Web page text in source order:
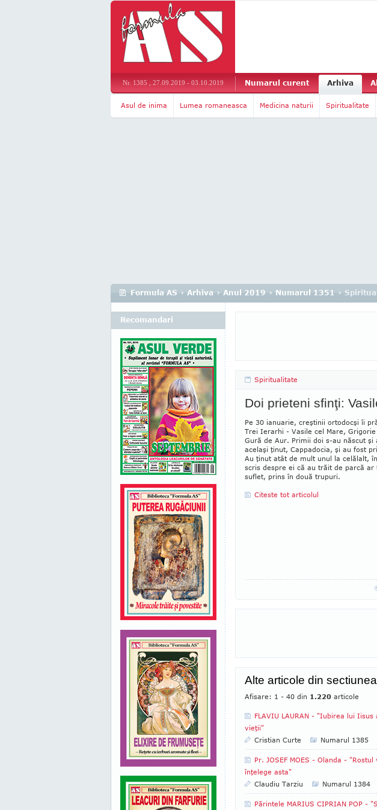
Nr. 1385 , 27.09.2019 - 03.10.2019 Numarul curent Arhiva
Asul de inima Lumea romaneasca Medicina naturii Spiritualitate
Formula AS › Arhiva › Anul 2019 › Numarul 1351 ›
Spiritualitate
Doi prieteni sfinţi:
Pe 30 ianuarie, creştinii ortodocşi îi
Trei Ierarhi - Vasile cel Mare,
Gură de Aur. Primii doi s-au născut şi
acelaşi ţinut, Cappadocia, şi au fost
Au ţinut atât de mult unul la celălalt,
scris despre ei că au trăit de parcă ar
suflet, prins în două trupuri.
Citeste tot articolul
Alte articole din
Afisare: 1 - 40 din 1.220 articole
FLAVIU LAURAN - "Iubirea lui
vieţii"
Cristian Curte
Numarul 1385
Pr. JOSEF MOES - Olanda -
înţelege asta"
Claudiu Tarziu
Numarul 1384
Părintele MARIUS CIPRIAN POP -
Recomandari